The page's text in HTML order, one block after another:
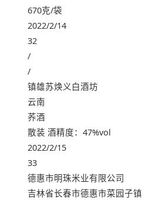
670克/袋
2022/2/14
32
/
/
镇雄苏焕义白酒坊
云南
荞酒
散装 酒精度：47%vol
2022/2/15
33
德惠市明珠米业有限公司
吉林省长春市德惠市菜园子镇